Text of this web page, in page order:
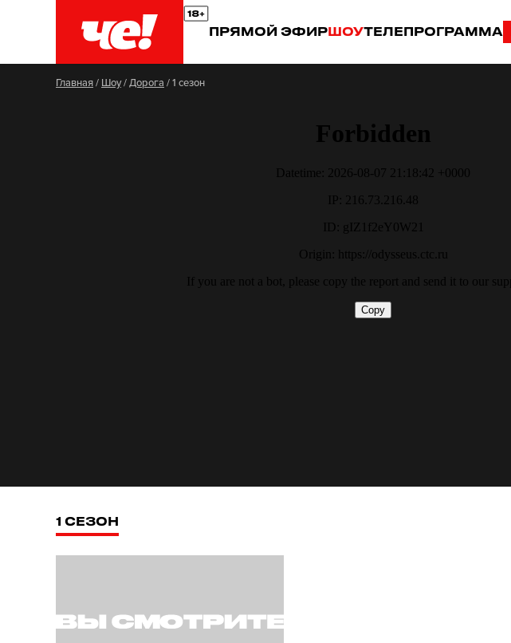
ПРЯМОЙ ЭФИРШОУТЕЛЕПРОГРАММА
Главная/ Шоу/Дорога /1 сезон
1 СЕЗОН